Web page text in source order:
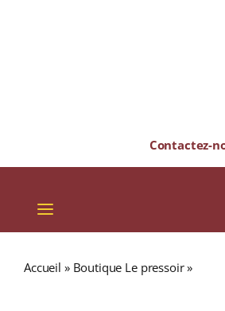
Contactez-
Toggle
Navigation
Accueil » Boutique Le pressoir»